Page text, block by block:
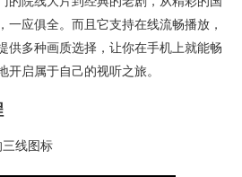
一应俱全。而且它支持在线流畅播放，
供多种画质选择，让你在手机上就能畅
开启属于自己的视听之旅。
三线图标